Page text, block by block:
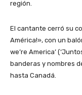
región.
El cantante cerró su
América!», con un
we’re America’
banderas y nombres
hasta Canadá.